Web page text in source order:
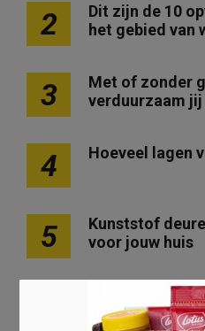
2
Dit zijn de 10
het gebied van
3
Met of zonder
verduurzaam
4 Hoeveel lagen
5
Kunststof
voor jouw huis